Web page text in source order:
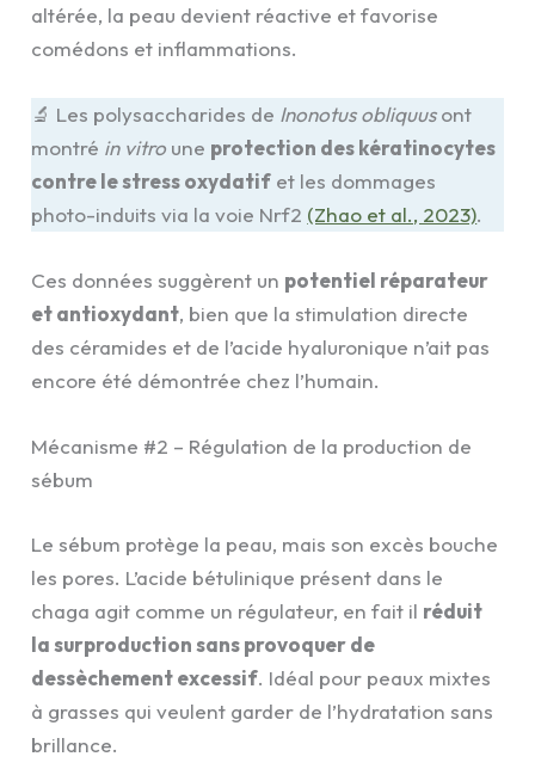
altérée, la peau devient réactive et favorise
comédons et inflammations.
🔬 Les polysaccharides de Inonotus obliquusont
montré in vitro une protection des kératinocytes
contre le stress oxydatif et les dommages
photo-induits via la voie Nrf2 (Zhao et al., 2023).
Ces données suggèrent un potentiel réparateur
et antioxydant, bien que la stimulation directe
des céramides et de l’acide hyaluronique n’ait pas
encore été démontrée chez l’humain.
Mécanisme #2 – Régulation de la production de
sébum
Le sébum protège la peau, mais son excès bouche
les pores. L’acide bétulinique présent dans le
chaga agit comme un régulateur, en fait il réduit
la surproduction sans provoquer de
dessèchement excessif. Idéal pour peaux mixtes
à grasses qui veulent garder de l’hydratation sans
brillance.